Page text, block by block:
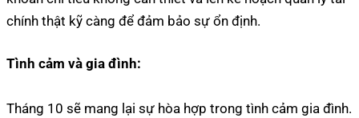
chính thật kỹ càng để đảm bảo sự ổn định.
Tình cảm và gia đình:
Tháng 10 sẽ mang lại sự hòa hợp trong tình cảm gia đình.